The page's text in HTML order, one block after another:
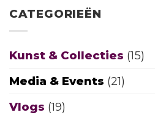
Een
CATEGORIEËN
Kunst & Collecties (15)
Media & Events (21)
Vlogs (19)